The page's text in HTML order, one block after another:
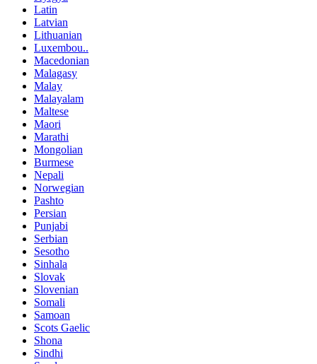
Latin
Latvian
Lithuanian
Luxembou..
Macedonian
Malagasy
Malay
Malayalam
Maltese
Maori
Marathi
Mongolian
Burmese
Nepali
Norwegian
Pashto
Persian
Punjabi
Serbian
Sesotho
Sinhala
Slovak
Slovenian
Somali
Samoan
Scots Gaelic
Shona
Sindhi